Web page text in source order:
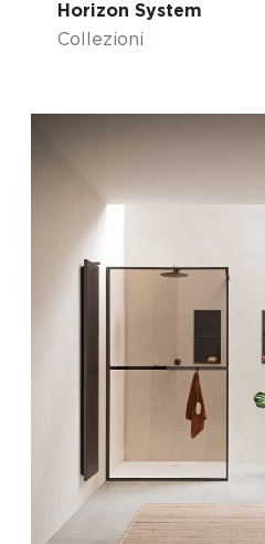
Horizon System
Collezioni